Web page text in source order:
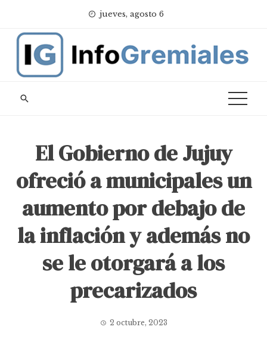
content
jueves, agosto 6
El Gobierno de Jujuy
ofreció a municipales un
aumento por debajo de
la inflación y además no
se le otorgará a los
precarizados
2 octubre, 2023